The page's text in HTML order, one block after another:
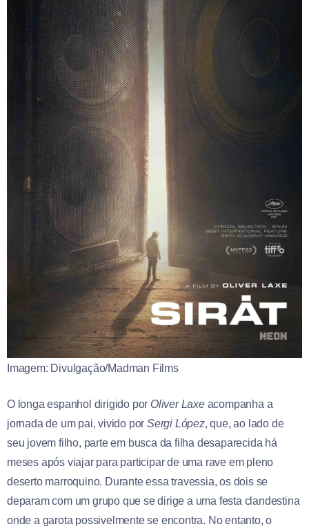
Imagem: Divulgação/Madman Films
O longa espanhol dirigido por Oliver Laxeacompanha a
jornada de um pai, vivido porSergi López, que, ao lado de
seu jovem filho, parte em busca da filha desaparecida há
meses após viajar para participar de uma rave em pleno
deserto marroquino. Durante essa travessia, os dois se
deparam com um grupo que se dirige a uma festa clandestina
onde a garota possivelmente se encontra. No entanto, o